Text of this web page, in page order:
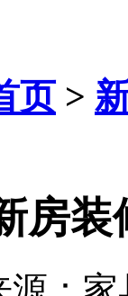
页>
房